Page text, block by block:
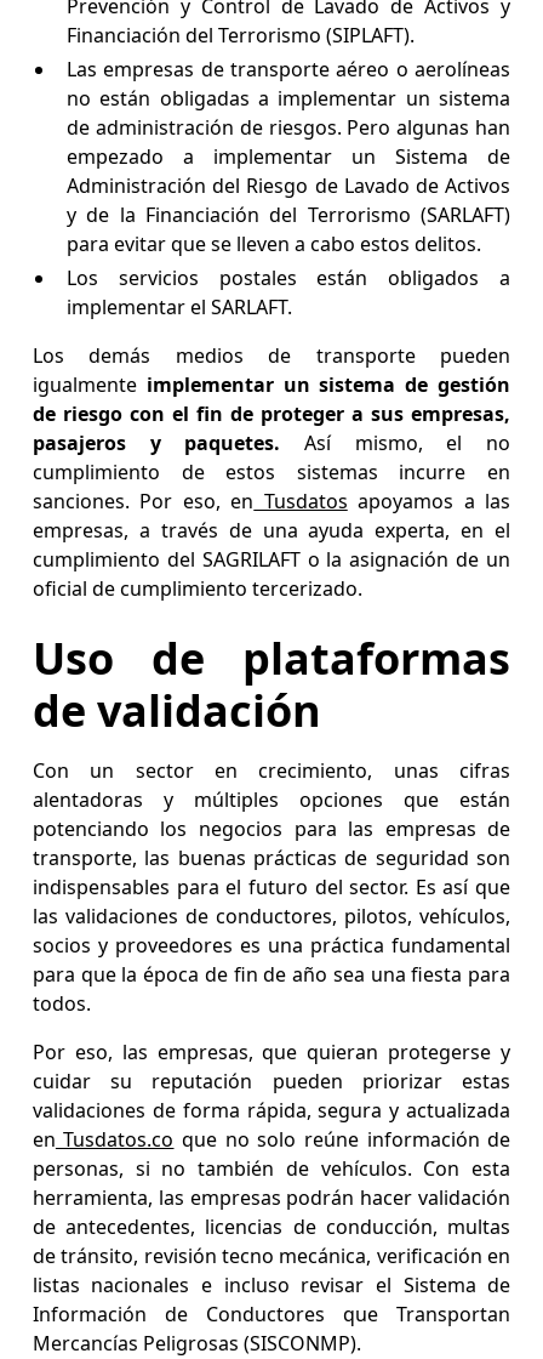
Prevención y Control de Lavado de Activos y
Financiación del Terrorismo (SIPLAFT).
Las empresas de transporte aéreo o aerolíneas
no están obligadas a implementar un sistema
de administración de riesgos. Pero algunas han
empezado a implementar un Sistema de
Administración del Riesgo de Lavado de Activos
y de la Financiación del Terrorismo (SARLAFT)
para evitar que se lleven a cabo estos delitos.
Los servicios postales están obligados a
implementar el SARLAFT.
Los demás medios de transporte pueden
igualmente implementar un sistema de gestión
de riesgo con el fin de proteger a sus empresas,
pasajeros y paquetes. Así mismo, el no
cumplimiento de estos sistemas incurre en
sanciones. Por eso, en Tusdatos apoyamos a las
empresas, a través de una ayuda experta, en el
cumplimiento del SAGRILAFT o la asignación de un
oficial de cumplimiento tercerizado.
Uso de plataformas
de validación
Con un sector en crecimiento, unas cifras
alentadoras y múltiples opciones que están
potenciando los negocios para las empresas de
transporte, las buenas prácticas de seguridad son
indispensables para el futuro del sector. Es así que
las validaciones de conductores, pilotos, vehículos,
socios y proveedores es una práctica fundamental
para que la época de fin de año sea una fiesta para
todos.
Por eso, las empresas, que quieran protegerse y
cuidar su reputación pueden priorizar estas
validaciones de forma rápida, segura y actualizada
en Tusdatos.co que no solo reúne información de
personas, si no también de vehículos. Con esta
herramienta, las empresas podrán hacer validación
de antecedentes, licencias de conducción, multas
de tránsito, revisión tecno mecánica, verificación en
listas nacionales e incluso revisar el Sistema de
Información de Conductores que Transportan
Mercancías Peligrosas (SISCONMP).